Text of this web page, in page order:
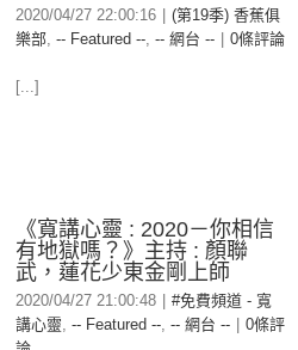
2020/04/27 22:00:16
(第19季) 香蕉俱
樂部, -- Featured --, -- 網台 -- 0條評論
[...]
《寬講心靈 : 2020－你相信
有地獄嗎？》主持 : 顏聯
武，蓮花少東金剛上師
2020/04/27 21:00:48
#免費頻道 - 寬
講心靈, -- Featured --, -- 網台 --
0條評